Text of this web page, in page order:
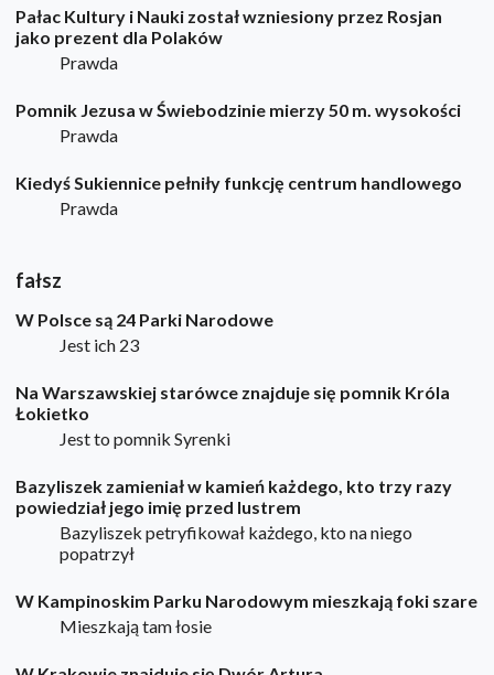
Pałac Kultury i Nauki został wzniesiony przez Rosjan
jako prezent dla Polaków
Prawda
Pomnik Jezusa w Świebodzinie mierzy 50 m. wysokości
Prawda
Kiedyś Sukiennice pełniły funkcję centrum handlowego
Prawda
fałsz
W Polsce są 24 Parki Narodowe
Jest ich 23
Na Warszawskiej starówce znajduje się pomnik Króla
Łokietko
Jest to pomnik Syrenki
Bazyliszek zamieniał w kamień każdego, kto trzy razy
powiedział jego imię przed lustrem
Bazyliszek petryfikował każdego, kto na niego
popatrzył
W Kampinoskim Parku Narodowym mieszkają foki szare
Mieszkają tam łosie